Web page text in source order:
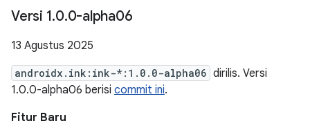
Versi 1.0.0-alpha06
13 Agustus 2025
androidx.ink:ink-*:1.0.0-alpha06 dirilis. Versi
1.0.0-alpha06 berisi commit ini.
Fitur Baru